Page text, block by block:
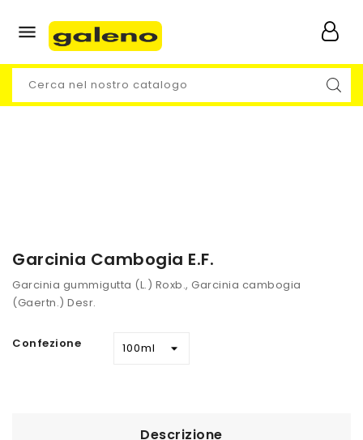

Garcinia Cambogia E.F.
Garcinia gummigutta (L.) Roxb., Garcinia cambogia
(Gaertn.) Desr.
Confezione
Descrizione